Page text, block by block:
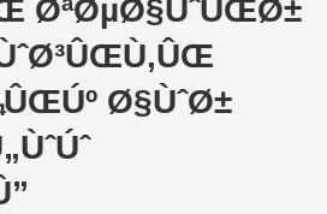
ØªØµØ§ÙˆÛŒØ±
Ø§ÙˆØ±